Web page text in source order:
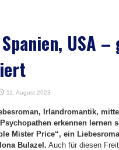
USA –
11. August 2023
Irlandromantik,
erkennen lernen
Mister Price“, ein
Bulazel. Auch für diesen